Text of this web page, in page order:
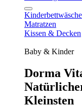
Kinderbettwäsche
Matratzen
Kissen & Decken
Baby & Kinder
Dorma
Kleinsten